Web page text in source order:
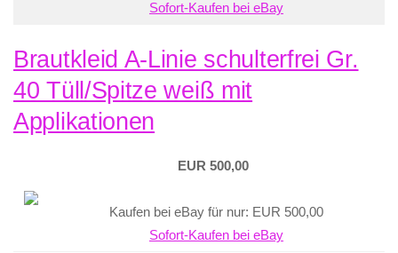
Sofort-Kaufen bei eBay
Brautkleid A-Linie schulterfrei Gr.
40 Tüll/Spitze weiß mit
Applikationen
EUR 500,00
Kaufen bei eBay für nur: EUR 500,00
Sofort-Kaufen bei eBay